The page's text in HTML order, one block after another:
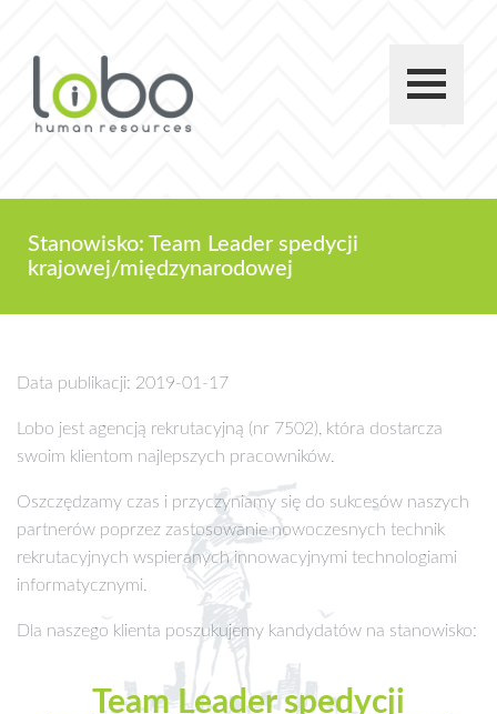
Stanowisko: Team Leader spedycji
krajowej/międzynarodowej
Data publikacji: 2019-01-17
Lobo jest agencją rekrutacyjną (nr 7502), która dostarcza
swoim klientom najlepszych pracowników.
Oszczędzamy czas i przyczyniamy się do sukcesów naszych
partnerów poprzez zastosowanie nowoczesnych technik
rekrutacyjnych wspieranych innowacyjnymi technologiami
informatycznymi.
Dla naszego klienta poszukujemy kandydatów na stanowisko:
Team Leader spedycji